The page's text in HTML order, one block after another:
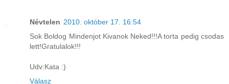
Névtelen 2010. október 17. 16:54
Sok Boldog Mindenjot Kivanok Neked!!!A torta pedig csodas
lett!Gratulalok!!!
Udv:Kata :)
Válasz